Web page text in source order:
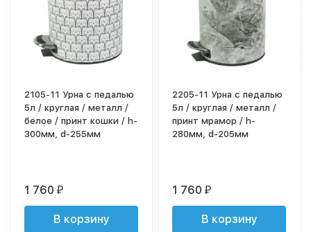
2105-11 Урна с педалью
5л / круглая / металл /
белое / принт кошки / h-
300мм, d-255мм
1 760₽
В корзину
2205-11 Урна с педалью
5л / круглая / металл /
принт мрамор / h-
280мм, d-205мм
1 760₽
В корзину